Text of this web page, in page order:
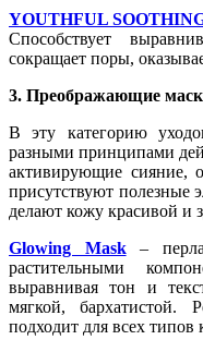
YOUTHFUL
Способствует
сокращает поры,
3. Преображающие
В эту категорию
разными принципами
активирующие сияние,
присутствуют полезные
делают кожу красивой и
Glowing Mask–
растительными
выравнивая тон и
мягкой, бархатистой.
подходит для всех типов